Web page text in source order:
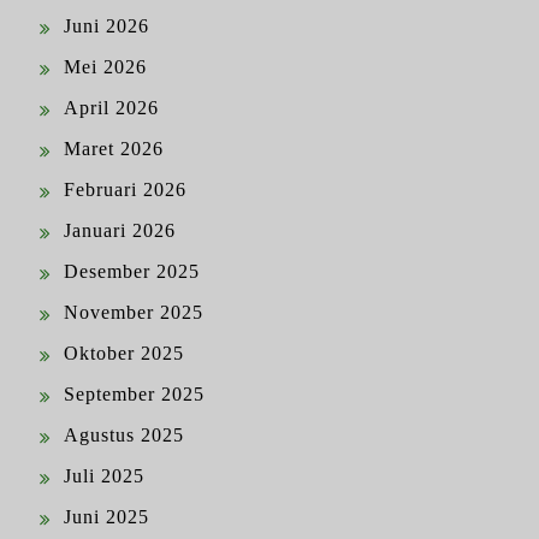
Juni 2026
Mei 2026
April 2026
Maret 2026
Februari 2026
Januari 2026
Desember 2025
November 2025
Oktober 2025
September 2025
Agustus 2025
Juli 2025
Juni 2025